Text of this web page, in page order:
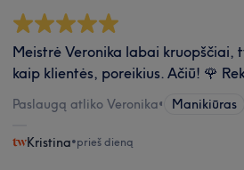
Meistrė Veronika labai
kaip klientės, poreikius. Ačiū! 🌹
Paslaugą atliko Veronika• Manikiūras
Kristina•prieš dieną